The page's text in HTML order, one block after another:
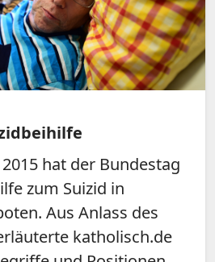
hat der Bundestag
zum Suizid in
Aus Anlass des
katholisch.de